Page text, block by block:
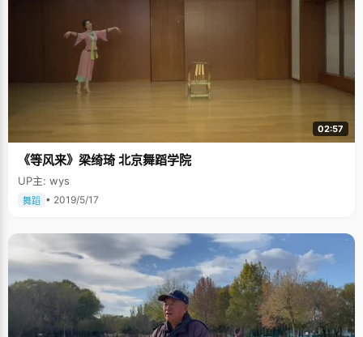
02:57
《等风来》梁绮琦 北京舞蹈学院
UP主: wys
舞蹈 • 2019/5/17